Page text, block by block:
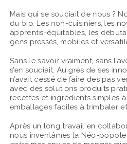
Mais qui se souciait de nous ?
du bio. Les non-cuisiniers, les
apprentis-équitables, les
gens pressés, mobiles et
Sans le savoir vraiment, sans
s’en souciait. Au grès de ses
n’avait cessé de faire des pas
avec des solutions produits
recettes et ingrédients simples
emballages faciles à trimbaler
Après un long travail en
nous inventâmes la Néo-